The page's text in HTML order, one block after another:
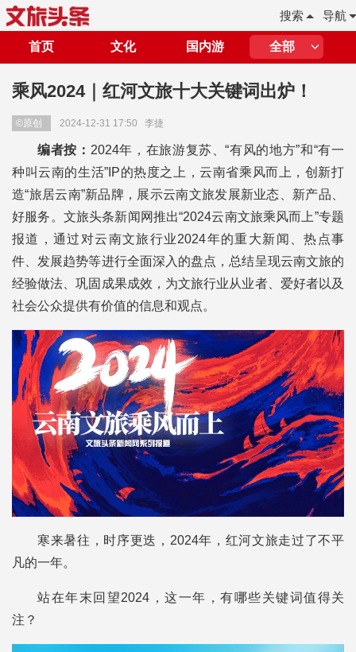
导航
搜索
首页 文化 国内游 全部
乘风2024｜红河文旅十大关键词出炉！
©原创 2024-12-31 17:50 李捷
编者按： 2024年，在旅游复苏、“有风的地方”和“有一
种叫云南的生活”IP的热度之上，云南省乘风而上，创新打
造“旅居云南”新品牌，展示云南文旅发展新业态、新产品、
好服务。文旅头条新闻网推出“2024云南文旅乘风而上”专题
报道，通过对云南文旅行业2024年的重大新闻、热点事
件、发展趋势等进行全面深入的盘点，总结呈现云南文旅的
经验做法、巩固成果成效，为文旅行业从业者、爱好者以及
社会公众提供有价值的信息和观点。
寒来暑往，时序更迭，2024年，红河文旅走过了不平
凡的一年。
站在年末回望2024，这一年，有哪些关键词值得关
注？